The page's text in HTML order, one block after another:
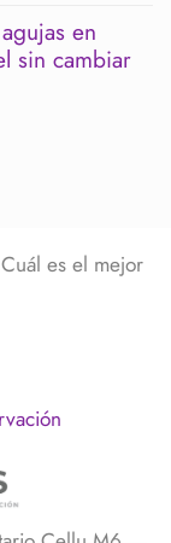
en
sin cambiar
es el mejor